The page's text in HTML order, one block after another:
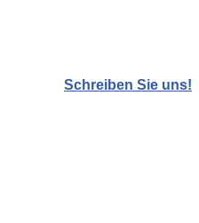
Schreiben Sie uns!